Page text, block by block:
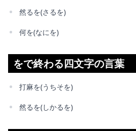
然るを(さるを)
何を(なにを)
をで終わる四文字の言葉
打麻を(うちそを)
然るを(しかるを)